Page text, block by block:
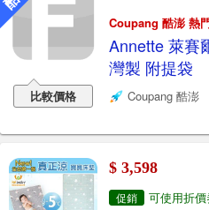
比較價格
Coupang 酷澎 熱
Annette 萊賽
灣製 附提袋
Coupang 酷澎
$ 3,598
促銷
可使用折